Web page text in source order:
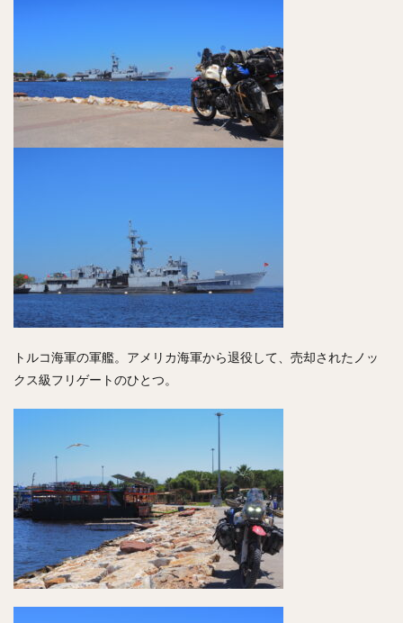
トルコ海軍の軍艦。アメリカ海軍から退役して、売却されたノッ
クス級フリゲートのひとつ。